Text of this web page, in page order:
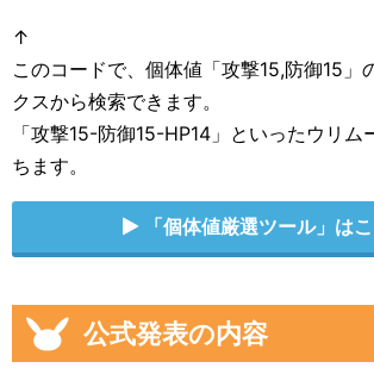
↑
このコードで、個体値「攻撃15,防御15」
クスから検索できます。
「攻撃15-防御15-HP14」といったウリム
ちます。
「個体値厳選ツール」は
公式発表の内容